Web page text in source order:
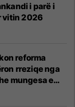
i parë i
vitin 2026
reforma
rreziqe nga
mungesa e